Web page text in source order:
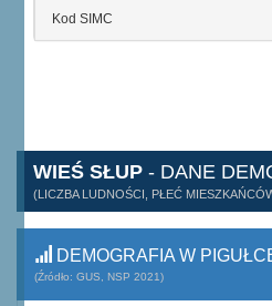
Kod SIMC
WIEŚ SŁUP - DANE
(LICZBA LUDNOŚCI, PŁEĆ
DEMOGRAFIA W
(Źródło: GUS, NSP 2021)